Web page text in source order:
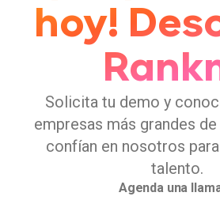
hoy!
Solicita tu demo y
empresas más grandes
confían en nosotros
talento.
Agenda una